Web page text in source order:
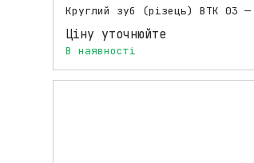
Ціну уточнюйте
В наявності